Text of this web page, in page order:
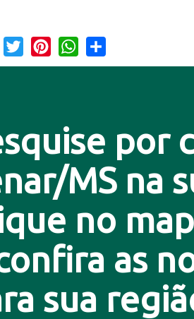
Facebook
Twitter PinterestWhatsApp
por
MS na
no
as
sua